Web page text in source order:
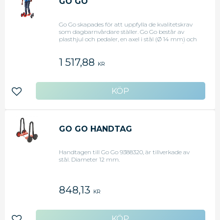
Go Go skapades för att uppfylla de kvalitetskrav
som dagbarnvårdare ställer. Go Go består av
plasthjul och pedaler, en axel i stål (Ø 14 mm) och
1 517,88 KR
Lägg till i favoriter
GO GO HANDTAG
Handtagen till Go Go 9388320, är tillverkade av
stål. Diameter 12 mm.
848,13 KR